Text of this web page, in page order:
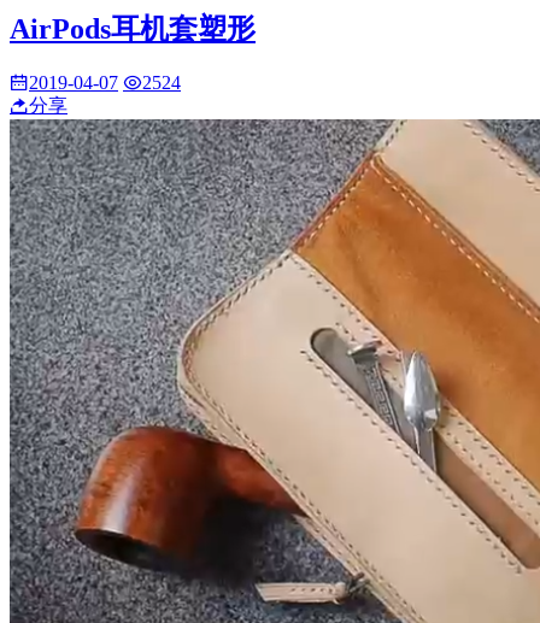
AirPods耳机套塑形
2019-04-07
2524
分享